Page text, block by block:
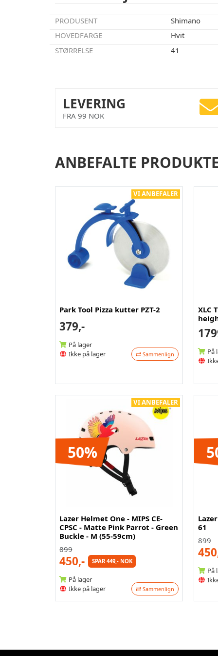
PRODUSENT
Shimano
HOVEDFARGE
Hvit
STØRRELSE
41
LEVERING
FRA 99 NOK
ANBEFALTE
VI ANBEFALER
Park Tool Pizza kutter PZT-2
379,-
På lager
Ikke på lager
Sammenlign
XLC
På
VI ANBEFALER
50%
Lazer Helmet One - MIPS CE-
CPSC - Matte Pink Parrot - Green
Buckle - M (55-59cm)
899
450,- SPAR 449,- NOK
På lager
Ikke på lager
Sammenlign
61
899
På